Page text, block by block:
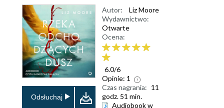
Odsłuchaj
Autor:
Liz Moore
Wydawnictwo:
Otwarte
Ocena:
6.0/6
Opinie: 1
Czas nagrania: 11
godz. 51 min.
Audiobook w